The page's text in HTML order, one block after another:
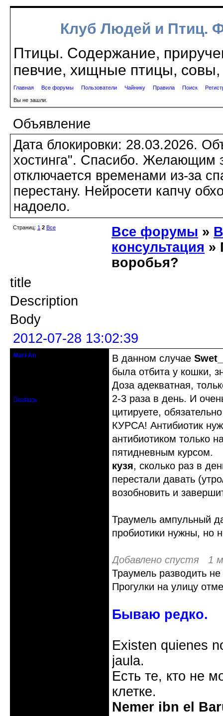
Клуб Людей и Птиц.
Птицы. Содержание,
певчие, хищные птицы, совы,
Главная Все форумы Пользователи Чайнику Правила Поиск
Вы не зашли.
Объявление
Дата блокировки: 28.03.2026.
хостинга". Спасибо. Желающим
отключается временами из-за
перестану. Нейросети капчу
надоело.
Страниц: 1 2 Все Все форумы »
консультация »
воробья?
title
Description
Body
2012-07-28 13:02:39
Mari-An
Профиль
В данном случае
была отбита у кошки,
Доза адекватная,
2-3 раза в день. И
цитируете,
КУРСА! Антибиотик
антибиотиком только
пятидневным курсом.
кузя, сколько раз в
перестали давать
возобновить и
Траумель ампульный
пробиотики нужны, но
Добавлено спустя 1
Траумель разводить
Прогулки на улицу
Бываю редко.
Existen quienes
jaula.
Есть те, кто не
клетке.
Nemer ibn el